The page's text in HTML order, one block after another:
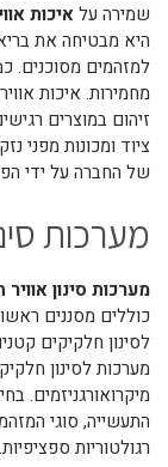
שמירה עלאיכות
היא מבטיחה את
למזהמים מסוכנים.
מחמירות. איכות
זיהום במוצרים
ציוד ומכונות מפני
של החברה על ידי
מערכות
מערכות סינון
כוללים מסננים
לסינון חלקיקים
מיקרואורגניזמים.
התעשייה, סוגי
רגולטוריות ספציפיות.